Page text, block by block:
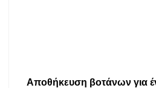
Αποθήκευση βοτάνων για